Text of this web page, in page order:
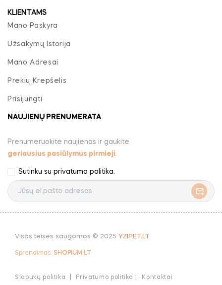
KLIENTAMS
Mano Paskyra
Užsakymų Istorija
Mano Adresai
Prekių Krepšelis
Prisijungti
NAUJIENŲ PRENUMERATA
Prenumeruokite naujienas ir gaukite
geriausius pasiūlymus pirmieji.
Sutinku su privatumo politika.
Visos teisės saugomos © 2025 YZIPET.LT
Sprendimas: SHOPIUM.LT
Slapukų politika Privatumo politika | Kontaktai